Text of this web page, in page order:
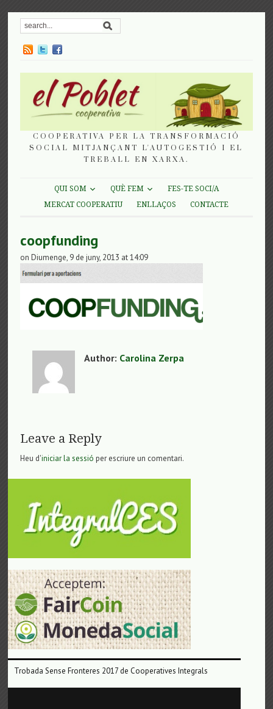
COOPERATIVA PER LA TRANSFORMACIÓ
SOCIAL MITJANÇANT L'AUTOGESTIÓ I EL
TREBALL EN XARXA.
QUI SOM QUÈ FEM
FES-TE SOCI/A
MERCAT COOPERATIU
ENLLAÇOS CONTACTE
coopfunding
on Diumenge, 9 de juny, 2013 at 14:09
Author: Carolina Zerpa
Leave a Reply
Heu d'iniciar la sessió per escriure un comentari.
Trobada Sense Fronteres 2017 de Cooperatives Integrals